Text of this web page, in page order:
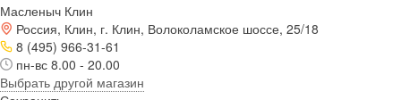
Масленыч Клин
Россия, Клин, г. Клин, Волоколамское шоссе, 25/18
8 (495) 966-31-61
пн-вс 8.00 - 20.00
Выбрать другой магазин